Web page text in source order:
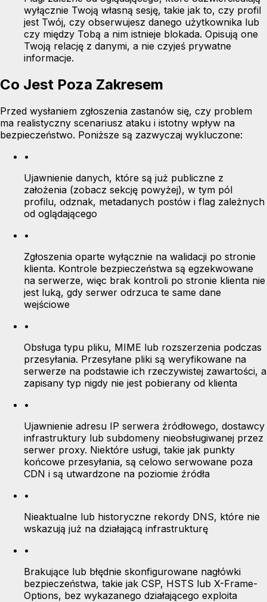
wyłącznie Twoją własną sesję, takie jak to, czy profil
jest Twój, czy obserwujesz danego użytkownika lub
czy między Tobą a nim istnieje blokada. Opisują one
Twoją relację z danymi, a nie czyjeś prywatne
informacje.
Co Jest Poza Zakresem
Przed wysłaniem zgłoszenia zastanów się, czy problem
ma realistyczny scenariusz ataku i istotny wpływ na
bezpieczeństwo. Poniższe są zazwyczaj wykluczone:
•
Ujawnienie danych, które są już publiczne z
założenia (zobacz sekcję powyżej), w tym pól
profilu, odznak, metadanych postów i flag zależnych
od oglądającego
•
Zgłoszenia oparte wyłącznie na walidacji po stronie
klienta. Kontrole bezpieczeństwa są egzekwowane
na serwerze, więc brak kontroli po stronie klienta nie
jest luką, gdy serwer odrzuca te same dane
wejściowe
•
Obsługa typu pliku, MIME lub rozszerzenia podczas
przesyłania. Przesyłane pliki są weryfikowane na
serwerze na podstawie ich rzeczywistej zawartości, a
zapisany typ nigdy nie jest pobierany od klienta
•
Ujawnienie adresu IP serwera źródłowego, dostawcy
infrastruktury lub subdomeny nieobsługiwanej przez
serwer proxy. Niektóre usługi, takie jak punkty
końcowe przesyłania, są celowo serwowane poza
CDN i są utwardzone na poziomie źródła
•
Nieaktualne lub historyczne rekordy DNS, które nie
wskazują już na działającą infrastrukturę
•
Brakujące lub błędnie skonfigurowane nagłówki
bezpieczeństwa, takie jak CSP, HSTS lub X-Frame-
Options, bez wykazanego działającego exploita